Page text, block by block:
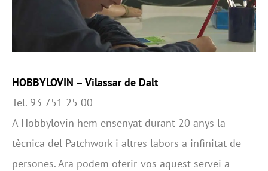
HOBBYLOVIN – Vilassar de Dalt
Tel. 93 751 25 00
A Hobbylovin hem ensenyat durant 20 anys la
tècnica del Patchwork i altres labors a infinitat de
persones. Ara podem oferir-vos aquest servei a